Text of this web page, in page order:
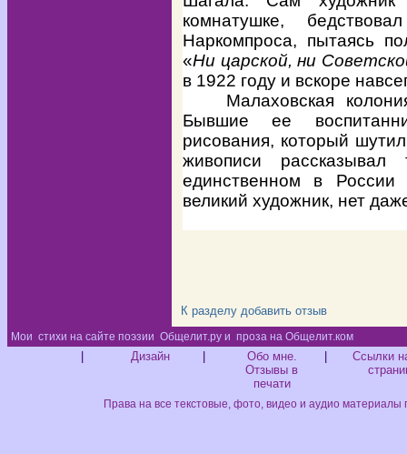
комнатушке,
Наркомпроса, пытаясь
«Ни царской, ни
в 1922 году и вскоре
Малаховская
Бывшие ее
рисования, который
живописи
единственном в
великий художник, нет
К разделу добавить отзыв
Мои стихи на сайте поэзии Общелит.ру и проза на Общелит.ком
Дизайн
Обо мне.
Отзывы в
печати
Ссылки
Права на все текстовые, фото, видео и аудио